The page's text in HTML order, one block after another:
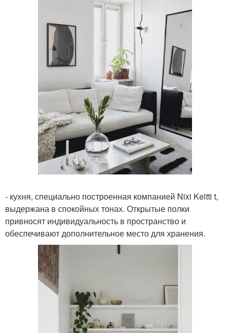
- кухня, специально построенная компанией Nixi Keitti t,
выдержана в спокойных тонах. Открытые полки
привносят индивидуальность в пространство и
обеспечивают дополнительное место для хранения.